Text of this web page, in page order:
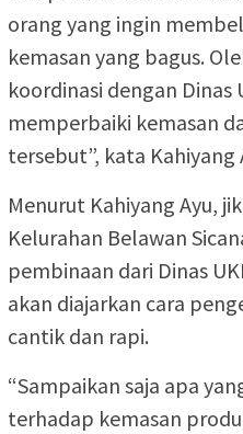
orang yang ingin
kemasan yang bagus.
koordinasi dengan
memperbaiki kemasan
tersebut”, kata Kahiyang
Menurut Kahiyang Ayu,
Kelurahan Belawan
pembinaan dari Dinas
akan diajarkan cara
cantik dan rapi.
“Sampaikan saja apa
terhadap kemasan